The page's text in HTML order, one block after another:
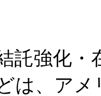
託強化・
は、ア